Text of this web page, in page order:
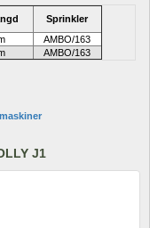
Sprinkler
AMBO/163
AMBO/163
J1